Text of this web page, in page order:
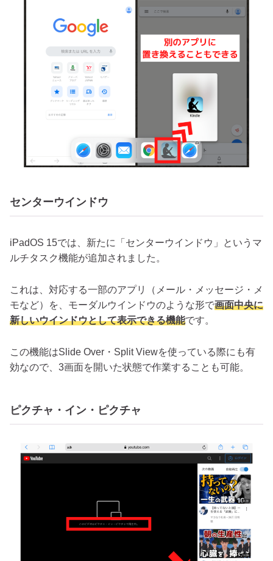
センターウインドウ
iPadOS 15では、新たに「センターウインドウ」というマ
ルチタスク機能が追加されました。
これは、対応する一部のアプリ（メール・メッセージ・メ
モなど）を、モーダルウインドウのような形で画面中央に
新しいウインドウとして表示できる機能です。
この機能はSlide Over・Split Viewを使っている際にも有
効なので、3画面を開いた状態で作業することも可能。
ピクチャ・イン・ピクチャ